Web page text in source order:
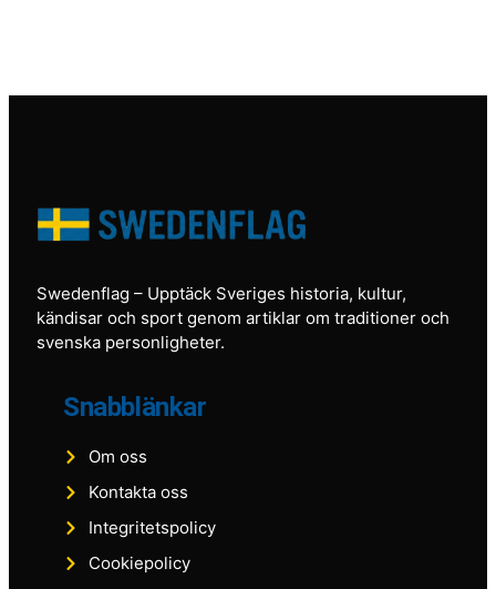
Swedenflag – Upptäck Sveriges historia, kultur,
kändisar och sport genom artiklar om traditioner och
svenska personligheter.
Snabblänkar
Om oss
Kontakta oss
Integritetspolicy
Cookiepolicy